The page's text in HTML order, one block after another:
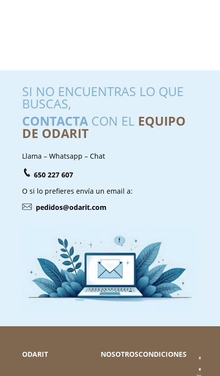
SI NO ENCUENTRAS LO QUE
BUSCAS,
CONTACTACON EL EQUIPO
DE ODARIT
Llama – Whatsapp – Chat
650 227 607
O si lo prefieres envía un email a:
pedidos@odarit.com
ODARIT NOSOTROSCONDICIONES